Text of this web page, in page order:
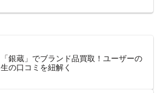
「銀蔵」でブランド品買取！ユーザーの
生の口コミを紐解く